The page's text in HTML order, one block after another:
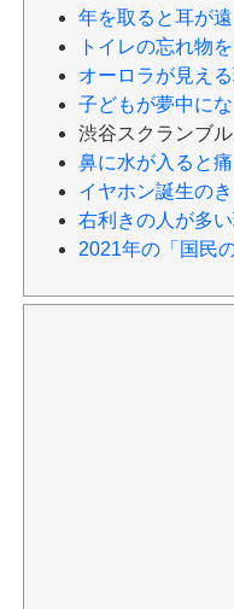
年を取ると耳が
トイレの忘れ物
オーロラが見え
子どもが夢中に
渋谷スクランブ
鼻に水が入ると
イヤホン誕生の
右利きの人が多
2021年の「国民